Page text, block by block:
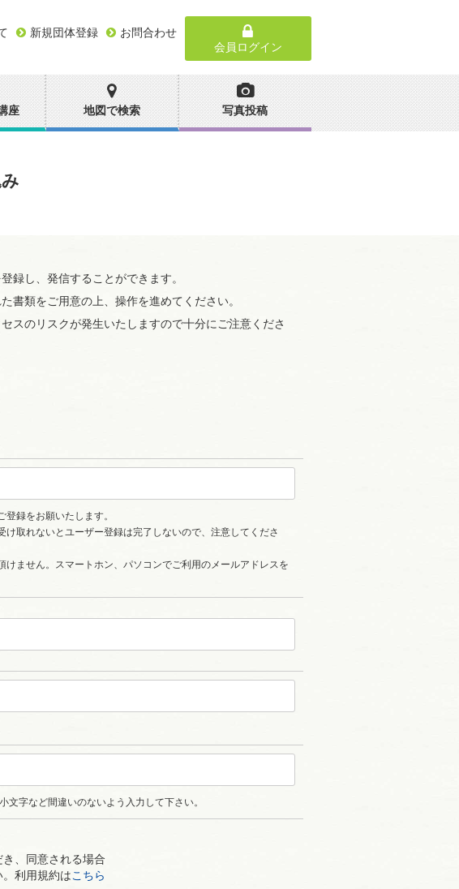
新規団体登録
お問合わせ
会員ログイン
座 地図で検索 写真投稿
録し、発信することができます。
書類をご用意の上、操作を進めてください。
スのリスクが発生いたしますので十分にご注意くださ
録をお願いたします。
取れないとユーザー登録は完了しないので、注意してくださ
ません。スマートホン、パソコンでご利用のメールアドレスを
字など間違いのないよう入力して下さい。
、同意される場合
利用規約はこちら